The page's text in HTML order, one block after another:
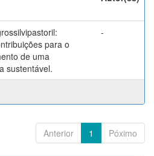
para o
de uma
sustentável.
-
Anterior 1 Póximo